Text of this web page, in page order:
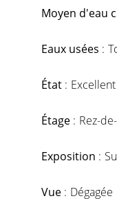
Moyen d'eau
Eaux usées
État
Étage Rez-
Exposition
Vue Dégagée